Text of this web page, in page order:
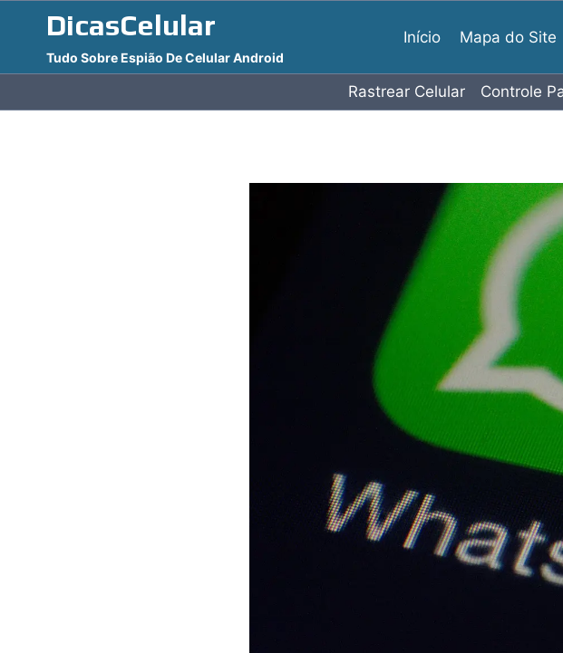
DicasCelular
Tudo Sobre Espião De Celular Android
Início Mapa do Site
Rastrear Celular Controle